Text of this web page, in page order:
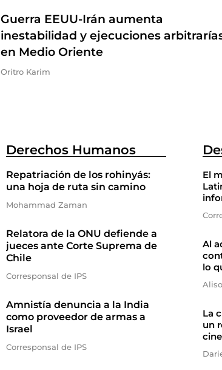
Guerra EEUU-Irán aumenta
inestabilidad y ejecuciones
en Medio Oriente
Oritro Karim
Derechos Humanos
Repatriación de los rohinyás:
una hoja de ruta sin camino
Mohammad Zaman
Relatora de la ONU defiende a
jueces ante Corte Suprema de
Chile
Corresponsal de IPS
Amnistía denuncia a la India
como proveedor de armas a
Israel
Corresponsal de IPS
El
Al
lo
La
un
cine